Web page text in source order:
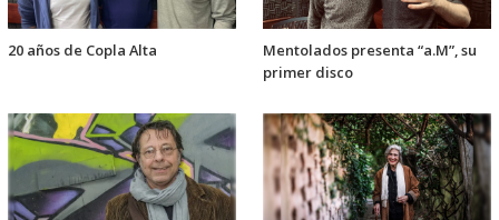
20 años de Copla Alta
Mentolados presenta “a.M”, su
primer disco